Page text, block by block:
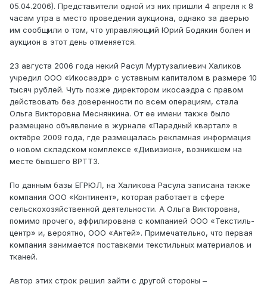
05.04.2006). Представители одной из них пришли 4 апреля к 8
часам утра в место проведения аукциона, однако за дверью
им сообщили о том, что управляющий Юрий Бодякин болен и
аукцион в этот день отменяется.
23 августа 2006 года некий Расул Муртузалиевич Халиков
учредил ООО «Икосаэдр» с уставным капиталом в размере 10
тысяч рублей. Чуть позже директором икосаэдра с правом
действовать без доверенности по всем операциям, стала
Ольга Викторовна Меснянкина. От ее имени также было
размещено объявление в журнале «Парадный квартал» в
октябре 2009 года, где размещалась рекламная информация
о новом складском комплексе «Дивизион», возникшем на
месте бывшего ВРТТЗ.
По данным базы ЕГРЮЛ, на Халикова Расула записана также
компания ООО «Континент», которая работает в сфере
сельскохозяйственной деятельности. А Ольга Викторовна,
помимо прочего, аффилирована с компанией ООО «Текстиль-
центр» и, вероятно, ООО «Антей». Примечательно, что первая
компания занимается поставками текстильных материалов и
тканей.
Автор этих строк решил зайти с другой стороны –